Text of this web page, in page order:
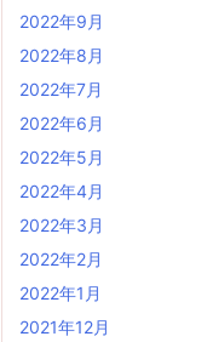
2022年9月
2022年8月
2022年7月
2022年6月
2022年5月
2022年4月
2022年3月
2022年2月
2022年1月
2021年12月